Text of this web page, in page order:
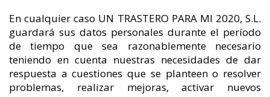
En cualquier caso UN TRASTERO PARA MI 2020, S.L.
guardará sus datos personales durante el período
de tiempo que sea razonablemente necesario
teniendo en cuenta nuestras necesidades de dar
respuesta a cuestiones que se planteen o resolver
problemas, realizar mejoras, activar nuevos